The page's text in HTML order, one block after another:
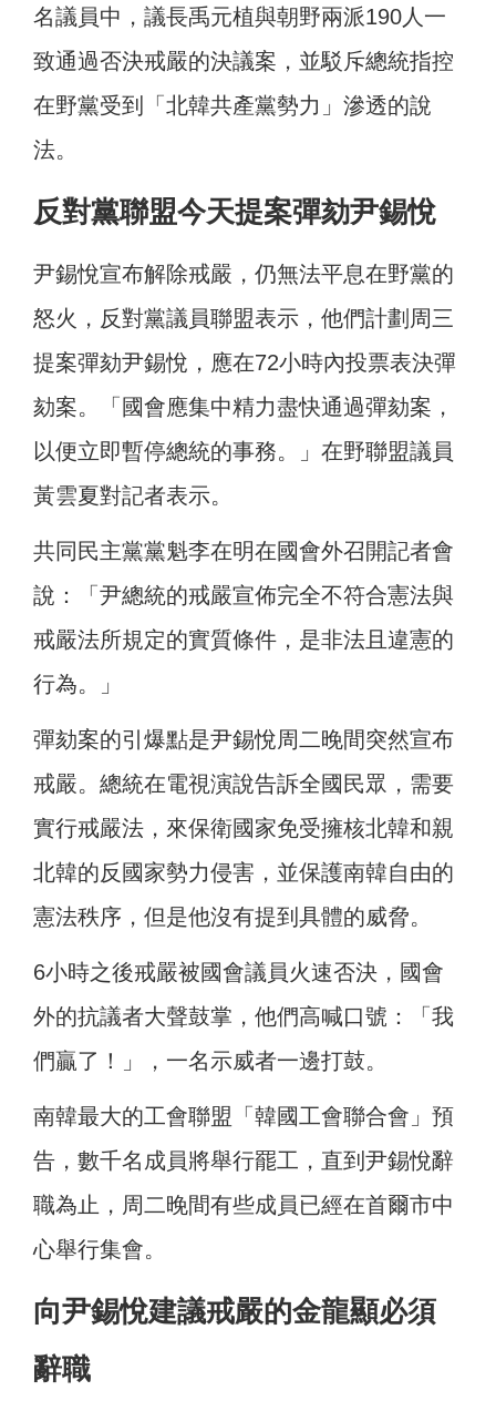
名議員中，議長禹元植與朝野兩派190人一
致通過否決戒嚴的決議案，並駁斥總統指控
在野黨受到「北韓共產黨勢力」滲透的說
法。
反對黨聯盟今天提案彈劾尹錫悅
尹錫悅宣布解除戒嚴，仍無法平息在野黨的
怒火，反對黨議員聯盟表示，他們計劃周三
提案彈劾尹錫悅，應在72小時內投票表決彈
劾案。「國會應集中精力盡快通過彈劾案，
以便立即暫停總統的事務。」在野聯盟議員
黃雲夏對記者表示。
共同民主黨黨魁李在明在國會外召開記者會
說：「尹總統的戒嚴宣佈完全不符合憲法與
戒嚴法所規定的實質條件，是非法且違憲的
行為。」
彈劾案的引爆點是尹錫悅周二晚間突然宣布
戒嚴。總統在電視演說告訴全國民眾，需要
實行戒嚴法，來保衛國家免受擁核北韓和親
北韓的反國家勢力侵害，並保護南韓自由的
憲法秩序，但是他沒有提到具體的威脅。
6小時之後戒嚴被國會議員火速否決，國會
外的抗議者大聲鼓掌，他們高喊口號：「我
們贏了！」，一名示威者一邊打鼓。
南韓最大的工會聯盟「韓國工會聯合會」預
告，數千名成員將舉行罷工，直到尹錫悅辭
職為止，周二晚間有些成員已經在首爾市中
心舉行集會。
向尹錫悅建議戒嚴的金龍顯必須
辭職